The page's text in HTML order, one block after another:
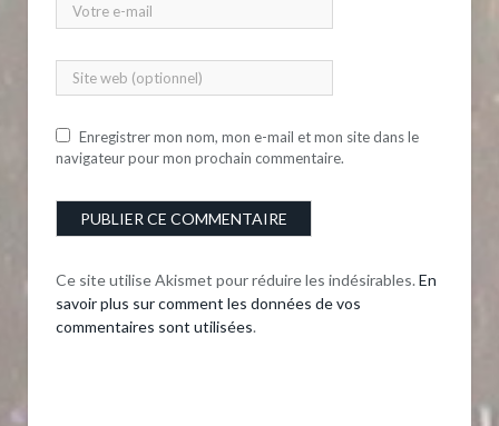
Enregistrer mon nom, mon e-mail et mon site dans le
navigateur pour mon prochain commentaire.
Ce site utilise Akismet pour réduire les indésirables. En
savoir plus sur comment les données de vos
commentaires sont utilisées.